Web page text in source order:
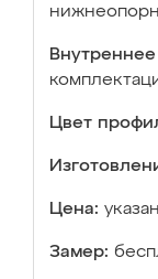
Цвет
Цена:
Замер: